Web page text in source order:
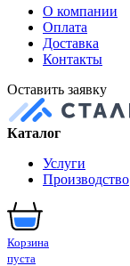
О компании
Оплата
Доставка
Контакты
Оставить заявку
Каталог
Услуги
Производство
Корзина
пуста